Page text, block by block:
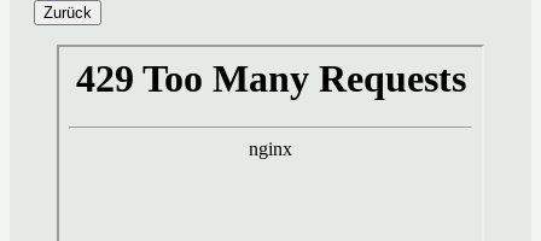
Zurück